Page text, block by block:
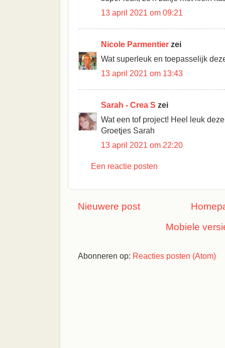
13 april 2021 om 09:21
Nicole Parmentier zei
Wat superleuk en toepasselijk
13 april 2021 om 13:43
Sarah - Crea S zei
Wat een tof project! Heel leuk
Groetjes Sarah
13 april 2021 om 22:20
Een reactie posten
Nieuwere post
Mobiele
Abonneren op: Reacties posten (Atom)